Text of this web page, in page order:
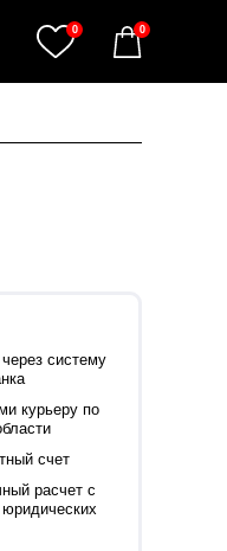
0 0
систему
курьеру по
счет
расчет с